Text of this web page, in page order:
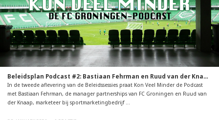
Beleidsplan Podcast #2: Bastiaan Fehrman en Ruud van der Knaap over economische pijler
In de tweede aflevering van de Beleidssessies praat Kon Veel Minder de Podcast
met Bastiaan Fehrman, de manager partnerships van FC Groningen en Ruud van
der Knaap, marketeer bij sportmarketingbedrijf ...